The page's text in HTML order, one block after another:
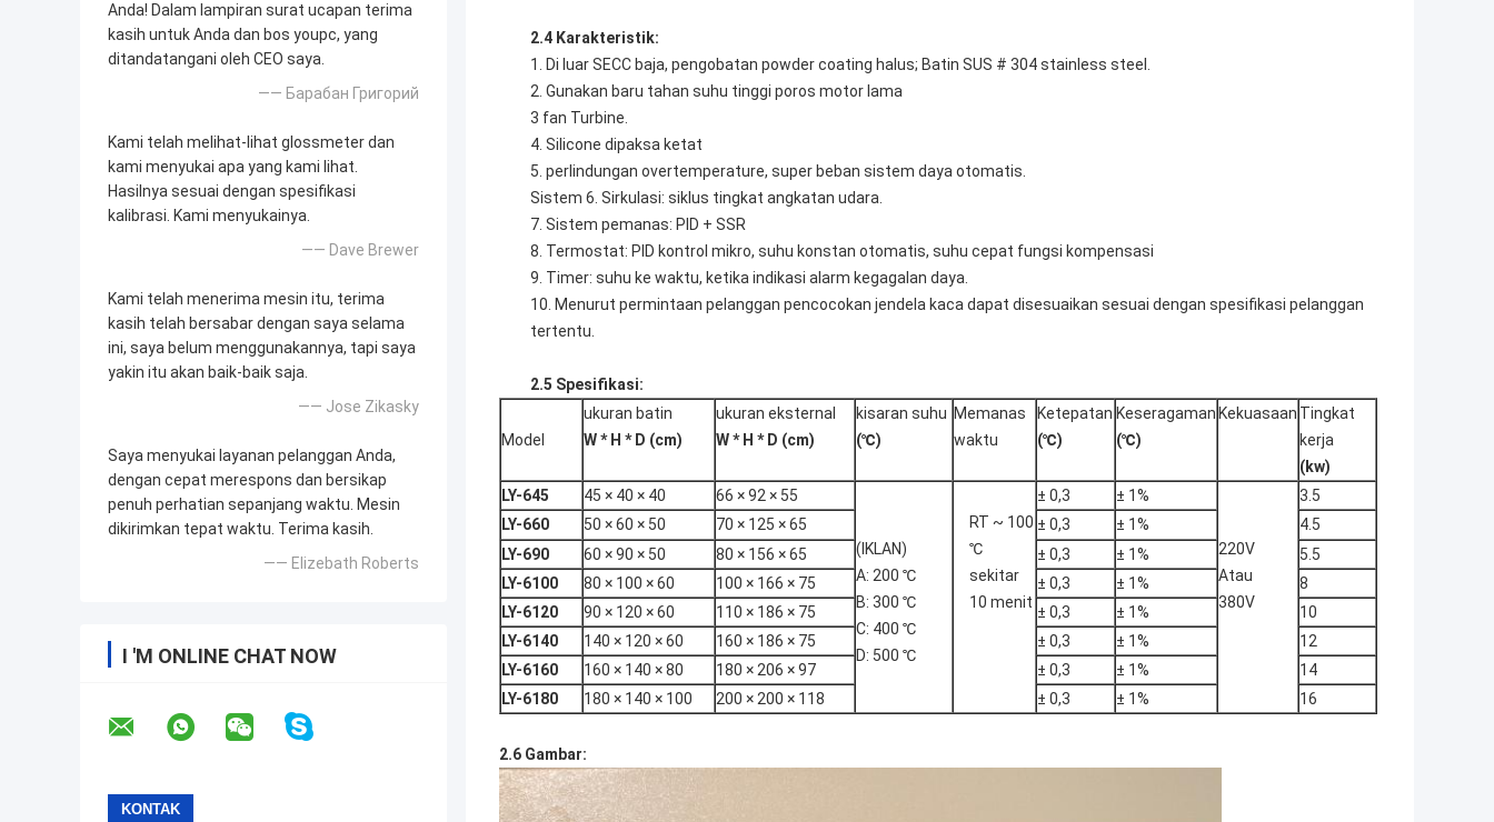
Anda! Dalam lampiran surat ucapan terima
kasih untuk Anda dan bos youpc, yang
ditandatangani oleh CEO saya.
—— Барабан Григорий
Kami telah melihat-lihat glossmeter dan
kami menyukai apa yang kami lihat.
Hasilnya sesuai dengan spesifikasi
kalibrasi. Kami menyukainya.
—— Dave Brewer
Kami telah menerima mesin itu, terima
kasih telah bersabar dengan saya selama
ini, saya belum menggunakannya, tapi saya
yakin itu akan baik-baik saja.
—— Jose Zikasky
Saya menyukai layanan pelanggan Anda,
dengan cepat merespons dan bersikap
penuh perhatian sepanjang waktu. Mesin
dikirimkan tepat waktu. Terima kasih.
—— Elizebath Roberts
I 'M ONLINE CHAT NOW
2.4 Karakteristik:
1. Di luar SECC baja, pengobatan powder coating halus; Batin SUS # 304 stainless steel.
2. Gunakan baru tahan suhu tinggi poros motor lama
3 fan Turbine.
4. Silicone dipaksa ketat
5. perlindungan overtemperature, super beban sistem daya otomatis.
Sistem 6. Sirkulasi: siklus tingkat angkatan udara.
7. Sistem pemanas: PID + SSR
8. Termostat: PID kontrol mikro, suhu konstan otomatis, suhu cepat fungsi kompensasi
9. Timer: suhu ke waktu, ketika indikasi alarm kegagalan daya.
10. Menurut permintaan pelanggan pencocokan jendela kaca dapat disesuaikan sesuai dengan spesifikasi pelanggan
tertentu.
2.5 Spesifikasi:
Model
ukuran batin
W * H * D (cm)
ukuran eksternal
W * H * D (cm)
kisaran suhu
(℃)
Memanas
waktu
Ketepatan
(℃)
Keseragaman
(℃)
Kekuasaan Tingkat
kerja
(kw)
LY-645
45 × 40 × 40 66 × 92 × 55
(IKLAN)
A: 200 ℃
B: 300 ℃
C: 400 ℃
D: 500 ℃
RT ~ 100
℃
sekitar
10 menit
± 0,3 ± 1%
220V
Atau
380V
3.5
LY-660
50 × 60 × 50 70 × 125 × 65 ± 0,3 ± 1%
4.5
LY-690
60 × 90 × 50 80 × 156 × 65 ± 0,3 ± 1%
5.5
LY-6100
80 × 100 × 60 100 × 166 × 75 ± 0,3 ± 1%
8
LY-6120
90 × 120 × 60 110 × 186 × 75 ± 0,3 ± 1%
10
LY-6140
140 × 120 × 60 160 × 186 × 75 ± 0,3 ± 1%
12
LY-6160
160 × 140 × 80 180 × 206 × 97 ± 0,3 ± 1%
14
LY-6180
180 × 140 × 100 200 × 200 × 118 ± 0,3 ± 1% 16
2.6 Gambar: